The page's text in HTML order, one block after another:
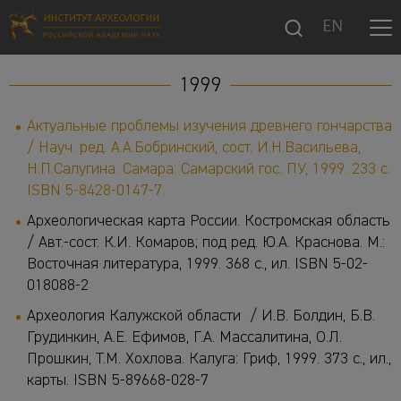
EN
1999
Актуальные проблемы изучения древнего гончарства
/ Науч. ред. А.А.Бобринский, сост. И.Н.Васильева,
Н.П.Салугина. Самара: Самарский гос. ПУ, 1999. 233 с.
ISBN 5-8428-0147-7.
Археологическая карта России. Костромская область
/ Авт.-сост. К.И. Комаров; под ред. Ю.А. Краснова. М.:
Восточная литература, 1999. 368 с., ил. ISBN 5-02-
018088-2
Археология Калужской области / И.В. Болдин, Б.В.
Грудинкин, А.Е. Ефимов, Г.А. Массалитина, О.Л.
Прошкин, Т.М. Хохлова. Калуга: Гриф, 1999. 373 с., ил.,
карты. ISBN 5-89668-028-7